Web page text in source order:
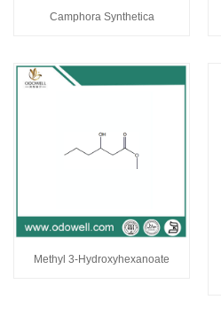
Camphora Synthetica
Methyl 3-Hydroxyhexanoate